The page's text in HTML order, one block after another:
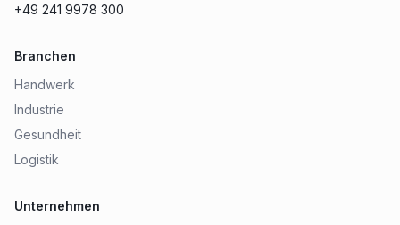
+49 241 9978 300
Branchen
Handwerk
Industrie
Gesundheit
Logistik
Unternehmen